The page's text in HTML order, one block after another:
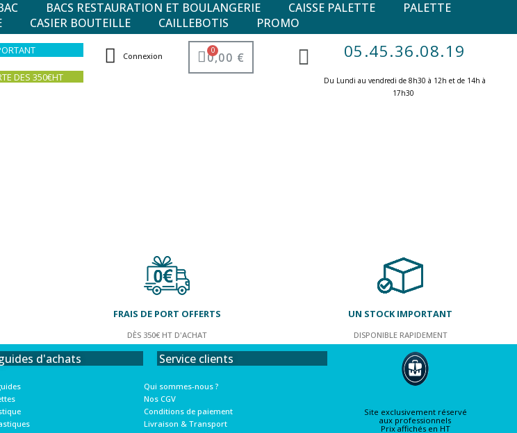
BACS RESTAURATION ET BOULANGERIE CAISSE PALETTE
PALETTE
CASIER BOUTEILLE CAILLEBOTIS PROMO
DES 350€HT
Connexion 0,00 € 05.45.36.08.19
Du Lundi au vendredi de 8h30 à 12h et de 14h à
17h30 ​
FRAIS DE PORT OFFERTS
DÈS 350€ HT D'ACHAT
UN STOCK IMPORTANT
DISPONIBLE RAPIDEMENT
d'achats Service clients
Qui sommes-nous ?
Nos CGV
Conditions de paiement
Livraison & Transport
Site exclusivement réservé
aux professionnels
Prix affichés en HT